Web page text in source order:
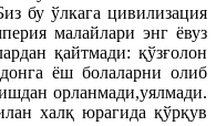
бу ўлкага цивилизация
малайлари энг ёвуз
қайтмади: қўзғолон
ёш болаларни олиб
орланмади,уялмади.
халқ юрагида қўрқув